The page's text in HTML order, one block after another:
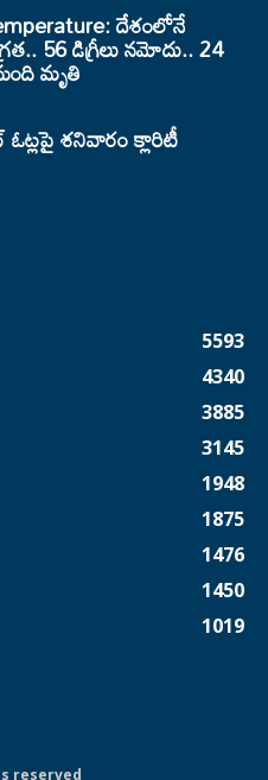
దేశంలోనే
56 డిగ్రీలు నమోదు.. 24
మృతి
శనివారం క్లారిటీ
5593
4340
3885
3145
1948
1875
1476
1450
1019
reserved